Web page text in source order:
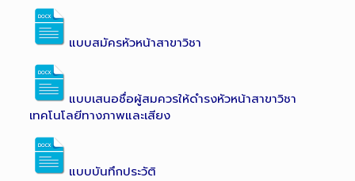
แบบสมัครหัวหน้าสาขาวิชา
แบบเสนอชื่อผู้สมควรให้ดำรงหัวหน้าสาขาวิชา
เทคโนโลยีทางภาพและเสียง
แบบบันทึกประวัติ